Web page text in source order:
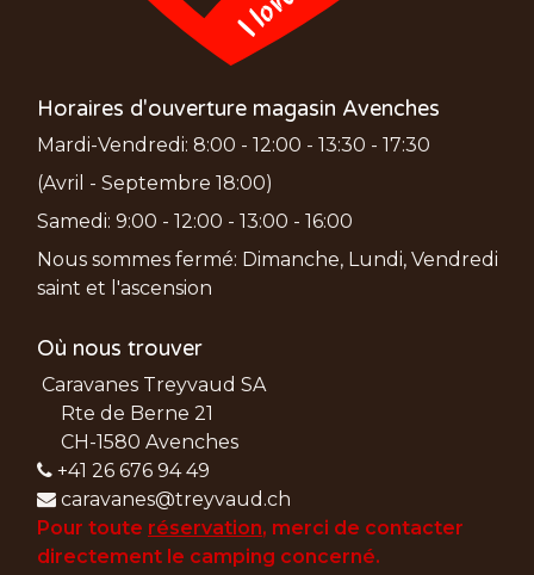
Horaires d'ouverture magasin Avenches
Mardi-Vendredi: 8:00 - 12:00 - 13:30 - 17:30
(Avril - Septembre 18:00)
Samedi: 9:00 - 12:00 - 13:00 - 16:00
Nous sommes fermé: Dimanche, Lundi, Vendredi
saint et l'ascension
Où nous trouver
Caravanes Treyvaud SA
Rte de Berne 21
CH-1580 Avenches
+41 26 676 94 49
caravanes@treyvaud.ch
Pour toute réservation, merci de contacter
directement le camping concerné.